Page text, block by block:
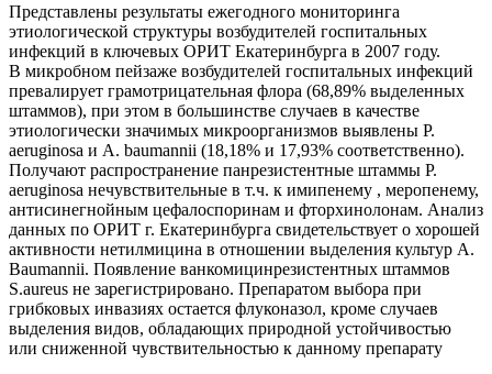
Представлены результаты ежегодного мониторинга
этиологической структуры возбудителей госпитальных
инфекций в ключевых ОРИТ Екатеринбурга в 2007 году.
В микробном пейзаже возбудителей госпитальных инфекций
превалирует грамотрицательная флора (68,89% выделенных
штаммов), при этом в большинстве случаев в качестве
этиологически значимых микроорганизмов выявлены P.
aeruginosa и A. baumannii (18,18% и 17,93% соответственно).
Получают распространение панрезистентные штаммы P.
aeruginosa нечувствительные в т.ч. к имипенему , меропенему,
антисинегнойным цефалоспоринам и фторхинолонам. Анализ
данных по ОРИТ г. Екатеринбурга свидетельствует о хорошей
активности нетилмицина в отношении выделения культур A.
Baumannii. Появление ванкомицинрезистентных штаммов
S.aureus не зарегистрировано. Препаратом выбора при
грибковых инвазиях остается флуконазол, кроме случаев
выделения видов, обладающих природной устойчивостью
или сниженной чувствительностью к данному препарату